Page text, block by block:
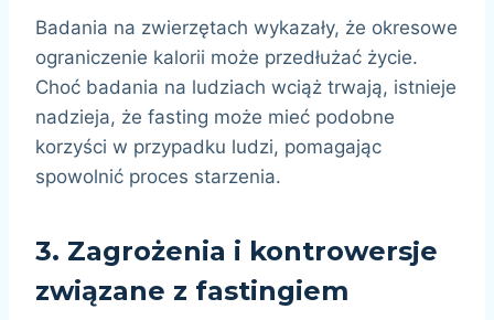
Badania na zwierzętach wykazały, że okresowe
ograniczenie kalorii może przedłużać życie.
Choć badania na ludziach wciąż trwają, istnieje
nadzieja, że fasting może mieć podobne
korzyści w przypadku ludzi, pomagając
spowolnić proces starzenia.
3. Zagrożenia i kontrowersje
związane z fastingiem